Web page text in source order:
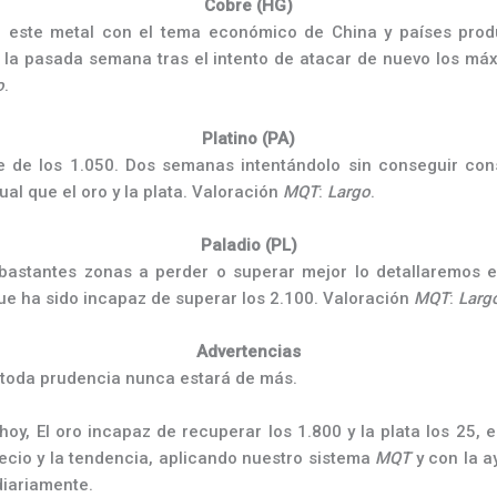
Cobre (HG)
metal con el tema económico de China y países
pasada semana tras el intento de atacar de nuevo los
.
Platino (PA)
los 1.050. Dos semanas intentándolo sin conseguir
que el oro y la plata. Valoración MQT: Largo.
Paladio (PL)
zonas a perder o superar mejor lo detallaremos
ha sido incapaz de superar los 2.100. Valoración MQT:
Advertencias
prudencia nunca estará de más.
El oro incapaz de recuperar los 1.800 y la plata los 25,
y la tendencia, aplicando nuestro sistema MQTy con la